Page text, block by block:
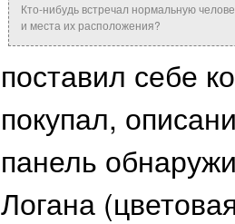
Кто-нибудь встречал нормальную
и места их расположения?
поставил себе
покупал,
панель
Логана